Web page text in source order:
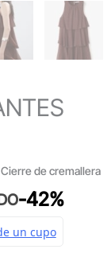
de cremallera
-42%